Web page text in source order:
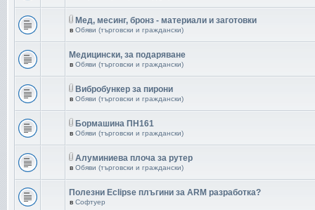
Мед, месинг, бронз - материали и заготовки
в Обяви (търговски и граждански)
Медицински, за подаряване
в Обяви (търговски и граждански)
Вибробункер за пирони
в Обяви (търговски и граждански)
Бормашина ПН161
в Обяви (търговски и граждански)
Aлуминиева плоча за рутер
в Обяви (търговски и граждански)
Полезни Eclipse плъгини за ARM разработка?
в Софтуер